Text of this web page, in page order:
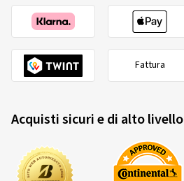
Fattura
Acquisti sicuri e di alto livello